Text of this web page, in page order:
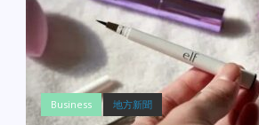
Business 地方新聞